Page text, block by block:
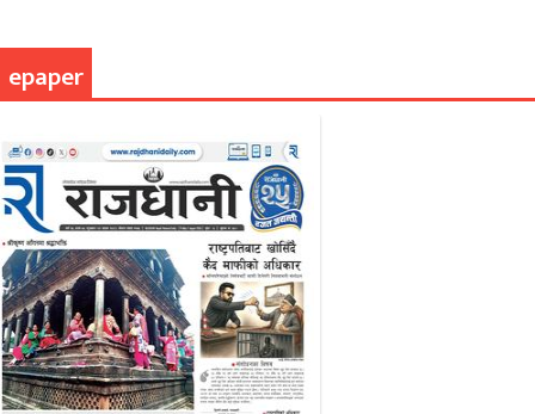
epaper